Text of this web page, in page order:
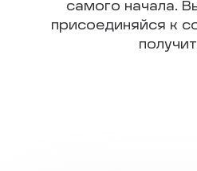
самого начала.
присоединяйся к